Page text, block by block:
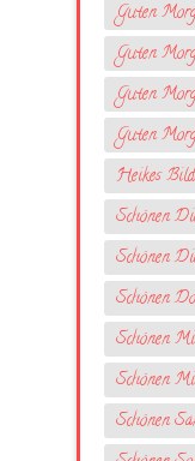
Guten
Guten
Guten
Guten
Heikes
Schönen
Schönen
Schönen
Schönen
Schönen
Schönen